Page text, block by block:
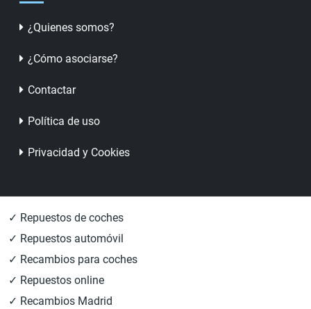
¿Quienes somos?
¿Cómo asociarse?
Contactar
Política de uso
Privacidad y Cookies
✓ Repuestos de coches
✓ Repuestos automóvil
✓ Recambios para coches
✓ Repuestos online
✓ Recambios Madrid